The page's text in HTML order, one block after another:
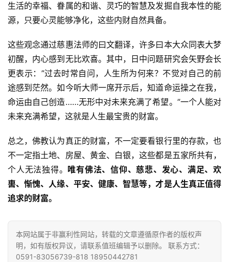
生活的幸福、眷属的和谐、灵巧的智慧及发掘自我本性的能
源，只要心灵能够净化，这些内财自然具备。
这些观念通过慈惠法师的曰文翻译，许多曰本大众同表大梦
初醒，内心感到无比欢喜。其中，日中问题研究会矢野会长
更表示：”过去时常自问，人生所为何来？不觉对自己的前
途感到茫然。如今听大师一席开示后，知道命运操之在我，
命运由自己创造……无形中对未来充满了希望。”一个人能对
未来充满希望，这就是人生最宝贵的财富。
总之，佛教认为真正的财富，不一定要看银行里的存款，也
不一定指土地、房屋、黄金、白银，这些都是五家所共有，
个人无法独得。 唯有佛法、信仰、慈悲、发心、满足、欢
軎、惭愧、人缘、平安、健康、智慧等，才是人生真正值得
追求的财富。
本网站属于非赢利性网站，转载的文章遵循原作者的版权声
明，如有版权异议，请联系值班编辑予以删除。 联系方式：
0591-83056739-818 18950442781